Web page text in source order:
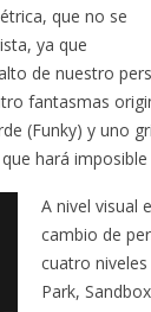
que no se
ya que
de nuestro
fantasmas
(Funky) y uno
hará
A nivel visual
cambio de
cuatro
Park,